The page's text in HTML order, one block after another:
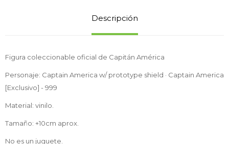
Descripción
Figura coleccionable oficial de Capitán América
Personaje: Captain America w/ prototype shield · Captain America
[Exclusivo] - 999
Material: vinilo.
Tamaño: +10cm aprox.
No es un juguete.